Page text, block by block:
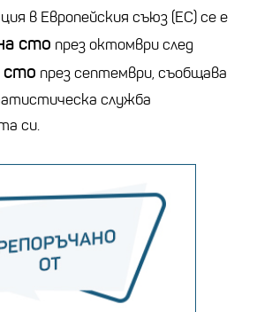
в Европейския съюз (ЕС) се е
сто през октомври след
сто през септември, съобщава
служба
си.